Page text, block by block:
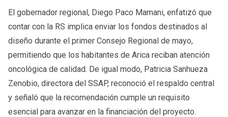
El gobernador regional, Diego Paco Mamani, enfatizó que
contar con la RS implica enviar los fondos destinados al
diseño durante el primer Consejo Regional de mayo,
permitiendo que los habitantes de Arica reciban atención
oncológica de calidad. De igual modo, Patricia Sanhueza
Zenobio, directora del SSAP, reconoció el respaldo central
y señaló que la recomendación cumple un requisito
esencial para avanzar en la financiación del proyecto.